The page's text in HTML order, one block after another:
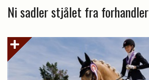
Ni sadler stjålet fra forhandler